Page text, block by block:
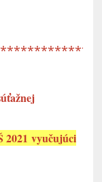
2021 vyučujúci